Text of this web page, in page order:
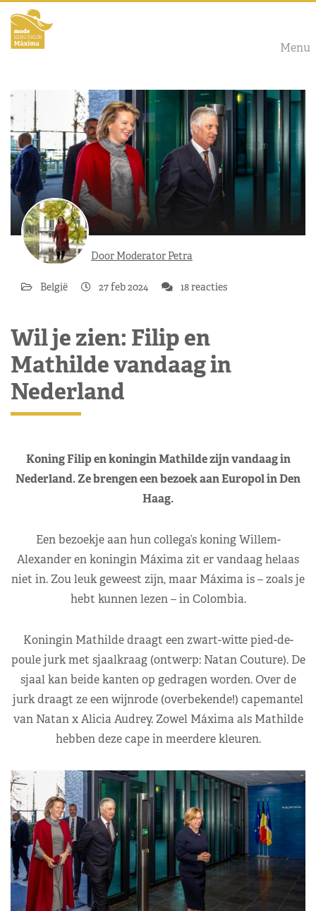
Menu
Door Moderator Petra
België 27 feb 2024 18 reacties
Wil je zien: Filip en
Mathilde vandaag in
Nederland
Koning Filip en koningin Mathilde zijn vandaag in
Nederland. Ze brengen een bezoek aan Europol in Den
Haag.
Een bezoekje aan hun collega’s koning Willem-
Alexander en koningin Máxima zit er vandaag helaas
niet in. Zou leuk geweest zijn, maar Máxima is – zoals je
hebt kunnen lezen – in Colombia.
Koningin Mathilde draagt een zwart-witte pied-de-
poule jurk met sjaalkraag (ontwerp: Natan Couture). De
sjaal kan beide kanten op gedragen worden. Over de
jurk draagt ze een wijnrode (overbekende!) capemantel
van Natan x Alicia Audrey. Zowel Máxima als Mathilde
hebben deze cape in meerdere kleuren.